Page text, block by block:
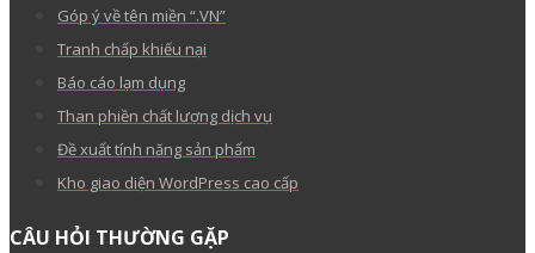
Góp ý về tên miền “.VN”
Tranh chấp khiếu nại
Báo cáo lạm dụng
Than phiền chất lượng dịch vụ
Đề xuất tính năng sản phẩm
Kho giao diện WordPress cao cấp
CÂU HỎI THƯỜNG GẶP